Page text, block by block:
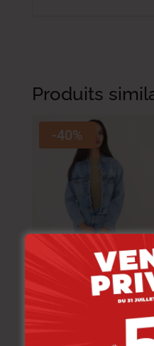
Produits
-40%
Lee Cooper Blouson
D70585-50 Oulsa